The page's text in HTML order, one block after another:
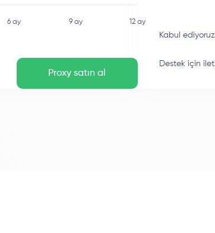
6 ay 9 ay 12 ay
Proxy satın al
Kabul ediyoruz
Destek için